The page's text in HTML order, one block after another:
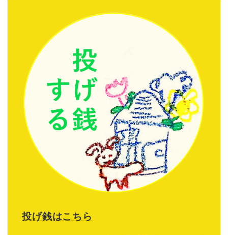
投げ銭はこちら